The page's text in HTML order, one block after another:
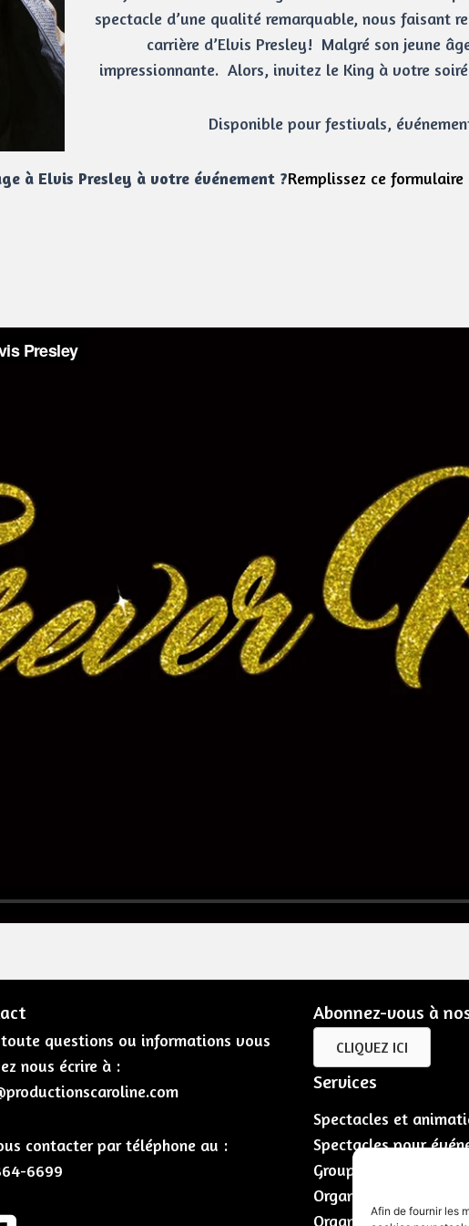
Afin de fournir les
spectacle d’une qualité remarquable, nous faisant
carrière d’Elvis Presley! Malgré son jeune
impressionnante. Alors, invitez le King à votre
Disponible pour festivals,
à Elvis Presley à votre événement ?Remplissez ce
toute questions ou informations vous
nous écrire à :
contacter par téléphone au :
6699
Abonnez-vous à
CLIQUEZ ICI
Services
Spectacles et
Spectacles pour
Groupes de musique
Organisation
Organisation de